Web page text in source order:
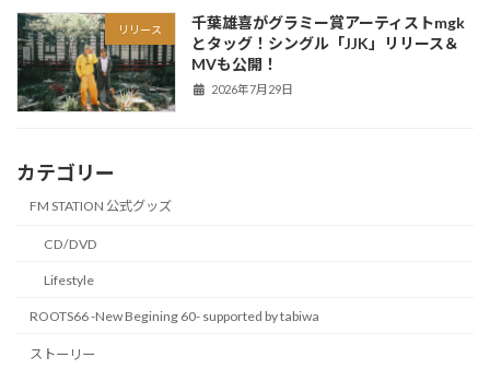
リリース
千葉雄喜がグラミー賞アーティストmgk
とタッグ！シングル「JJK」リリース＆
MVも公開！
2026年7月29日
カテゴリー
FM STATION 公式グッズ
CD/DVD
Lifestyle
ROOTS66 -New Begining 60- supported by tabiwa
ストーリー